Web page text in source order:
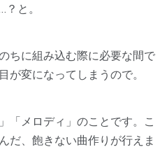
と。
ちに組み込む際に必要な間で
が変になってしまうので。
「メロディ」のことです。こ
だ、飽きない曲作りが行えま